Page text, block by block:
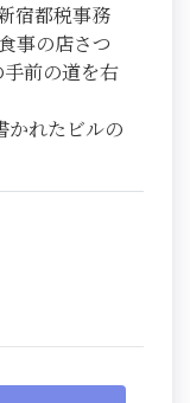
宿都税事務
事の店さつ
前の道を右
かれたビルの